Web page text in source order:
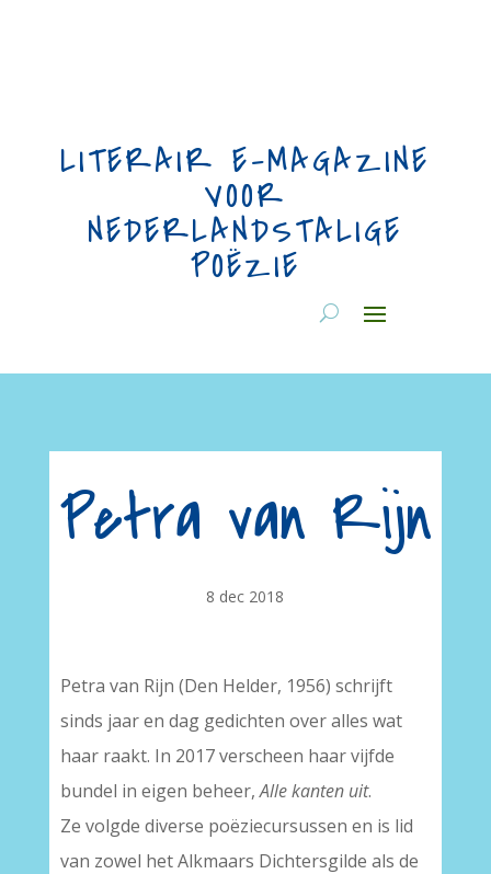
LITERAIR E-MAGAZINE
VOOR
NEDERLANDSTALIGE
POËZIE
Petra van Rijn
8 dec 2018
Petra van Rijn (Den Helder, 1956) schrijft
sinds jaar en dag gedichten over alles wat
haar raakt. In 2017 verscheen haar vijfde
bundel in eigen beheer,Alle kanten uit.
Ze volgde diverse poëziecursussen en is lid
van zowel het Alkmaars Dichtersgilde als de